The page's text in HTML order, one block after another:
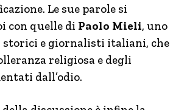
Le sue parole si
con quelle di Paolo Mieli, uno
storici e giornalisti italiani, che
religiosa e degli
dall’odio.